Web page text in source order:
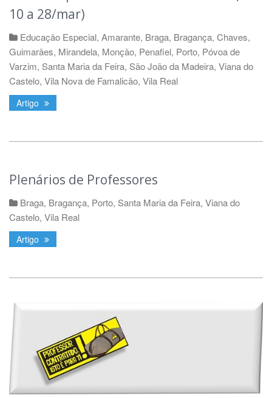
10 a 28/mar)
Educação Especial, Amarante, Braga, Bragança, Chaves,
Guimarães, Mirandela, Monção, Penafiel, Porto, Póvoa de
Varzim, Santa Maria da Feira, São João da Madeira, Viana do
Castelo, Vila Nova de Famalicão, Vila Real
Artigo
Plenários de Professores
Braga, Bragança, Porto, Santa Maria da Feira, Viana do
Castelo, Vila Real
Artigo